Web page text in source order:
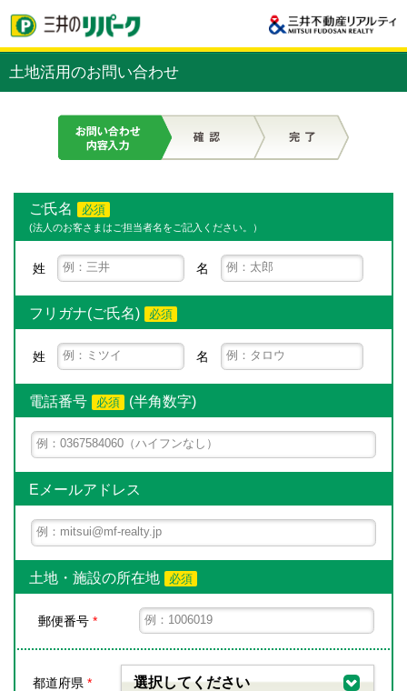
土地活用のお問い合わせ
ご氏名 必須
(法人のお客さまはご担当者名をご記入ください。）
姓 名
フリガナ(ご氏名) 必須
姓 名
電話番号 必須 (半角数字)
Eメールアドレス
土地・施設の所在地 必須
郵便番号 *
都道府県 * 選択してください